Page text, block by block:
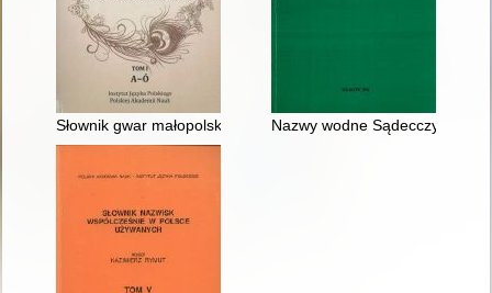
Słownik gwar małopolskich. T. 1,Nazwy wodne Sądecczyzny